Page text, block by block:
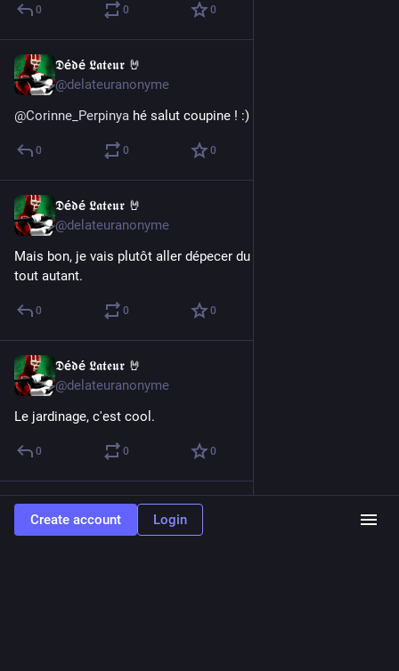
0 0 0
𝕯é𝖉é 𝕷𝖆𝖙𝖊𝖚𝖗 🤘
@delateuranonyme
@Corinne_Perpinya hé salut coupine ! :)
0 0 0
𝕯é𝖉é 𝕷𝖆𝖙𝖊𝖚𝖗 🤘
@delateuranonyme
Mais bon, je vais plutôt aller dépecer du zombie, ça détend
tout autant.
0 0 0
𝕯é𝖉é 𝕷𝖆𝖙𝖊𝖚𝖗 🤘
@delateuranonyme
Le jardinage, c'est cool.
0 0 0
𝕯é𝖉é 𝕷𝖆𝖙𝖊𝖚𝖗 🤘
@delateuranonyme
Create account Login